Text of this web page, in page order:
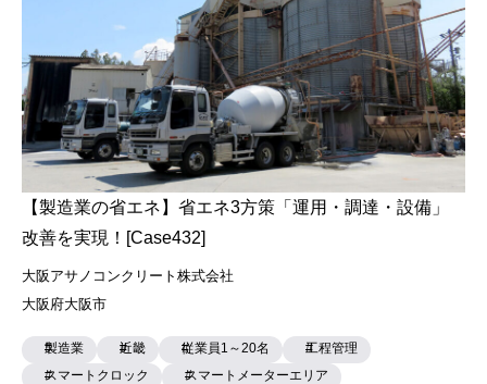
【製造業の省エネ】省エネ3方策「運用・調達・設備」
改善を実現！[Case432]
大阪アサノコンクリート株式会社
大阪府大阪市
製造業 近畿 従業員1～20名
工程管理
スマートクロック
スマートメーターエリア